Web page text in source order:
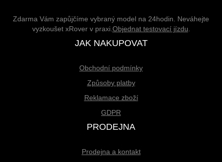
Zdarma Vám zapůjčíme vybraný model na 24hodin. Neváhejte
vyzkoušet xRover v praxi. Objednat testovací jízdu
JAK NAKUPOVAT
Obchodní podmínky
Způsoby platby
Reklamace zboží
GDPR
PRODEJNA
Prodejna a kontakt